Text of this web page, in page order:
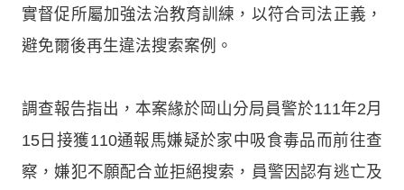
實督促所屬加強法治教育訓練，以符合司法正義，
避免爾後再生違法搜索案例。
調查報告指出，本案緣於岡山分局員警於111年2月
15日接獲110通報馬嫌疑於家中吸食毒品而前往查
察，嫌犯不願配合並拒絕搜索，員警因認有逃亡及